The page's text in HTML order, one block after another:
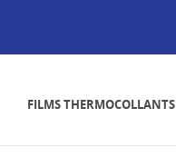
FILMS THERMOCOLLANTS